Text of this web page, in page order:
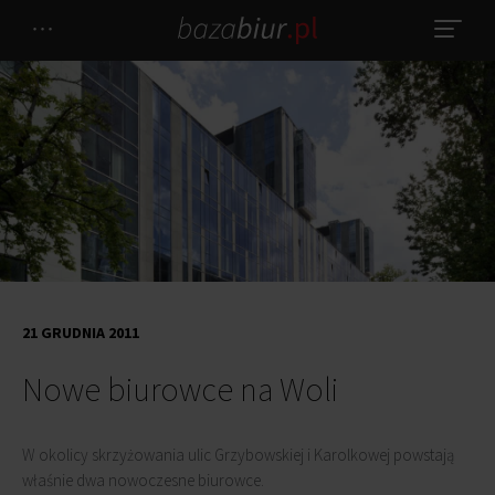
Nowe biurowce na Woli
21 GRUDNIA 2011
W okolicy skrzyżowania ulic Grzybowskiej i Karolkowej powstają
właśnie dwa nowoczesne biurowce.